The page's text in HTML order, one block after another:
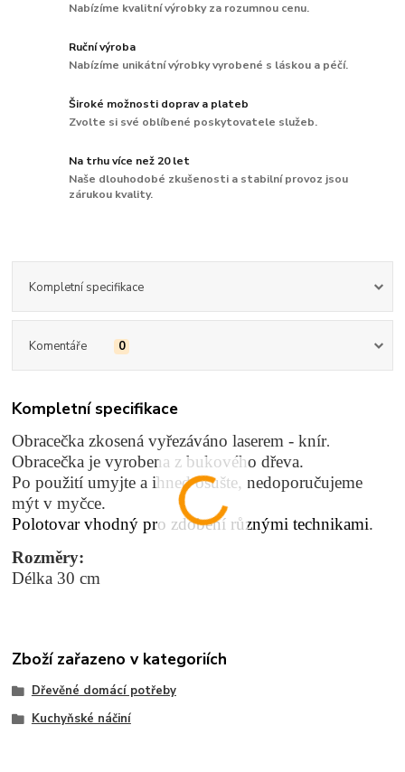
Nabízíme kvalitní výrobky za rozumnou cenu.
Ruční výroba
Nabízíme unikátní výrobky vyrobené s láskou a péčí.
Široké možnosti doprav a plateb
Zvolte si své oblíbené poskytovatele služeb.
Na trhu více než 20 let
Naše dlouhodobé zkušenosti a stabilní provoz jsou
zárukou kvality.
Kompletní specifikace
Komentáře 0
Kompletní specifikace
Obracečka zkosená vyřezáváno laserem - knír.
Obracečka je vyrobena z bukového dřeva.
Po použití umyjte a ihned osušte, nedoporučujeme
mýt v myčce.
Polotovar vhodný pro zdobení různými technikami.
Rozměry:
Délka 30 cm
Zboží zařazeno v kategoriích
Dřevěné domácí potřeby
Kuchyňské náčiní